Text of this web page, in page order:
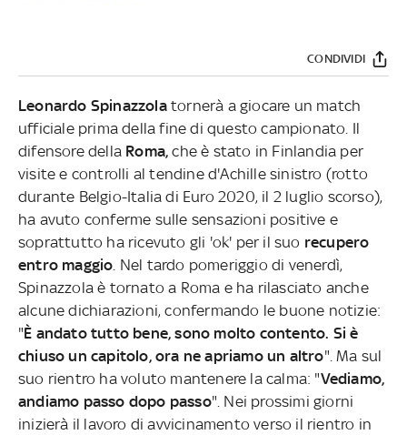
CONDIVIDI
Leonardo Spinazzolatornerà a giocare un match
ufficiale prima della fine di questo campionato. Il
difensore della Roma,che è stato in Finlandia per
visite e controlli al tendine d'Achille sinistro (rotto
durante Belgio-Italia di Euro 2020, il 2 luglio scorso),
ha avuto conferme sulle sensazioni positive e
soprattutto ha ricevuto gli 'ok' per il suo recupero
entro maggio . Nel tardo pomeriggio di venerdì,
Spinazzola è tornato a Roma e ha rilasciato anche
alcune dichiarazioni, confermando le buone notizie:
"È andato tutto bene, sono molto contento. Si è
chiuso un capitolo, ora ne apriamo un altro". Ma sul
suo rientro ha voluto mantenere la calma: "Vediamo,
andiamo passo dopo passo". Nei prossimi giorni
inizierà il lavoro di avvicinamento verso il rientro in